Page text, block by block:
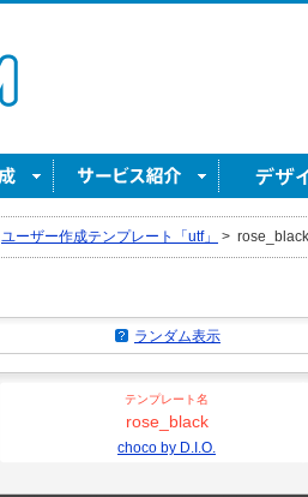
ユーザー作成テンプレート「utf」 >
ランダム表示
テンプレート名
rose_black
choco by D.I.O.